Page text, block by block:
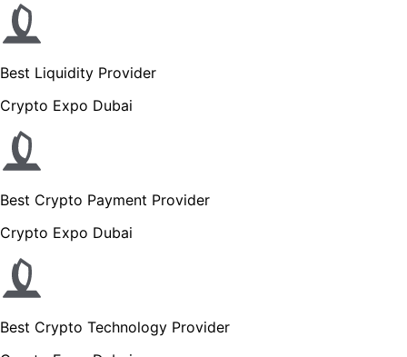
Best Liquidity Provider
Crypto Expo Dubai
Best Crypto Payment Provider
Crypto Expo Dubai
Best Crypto Technology Provider